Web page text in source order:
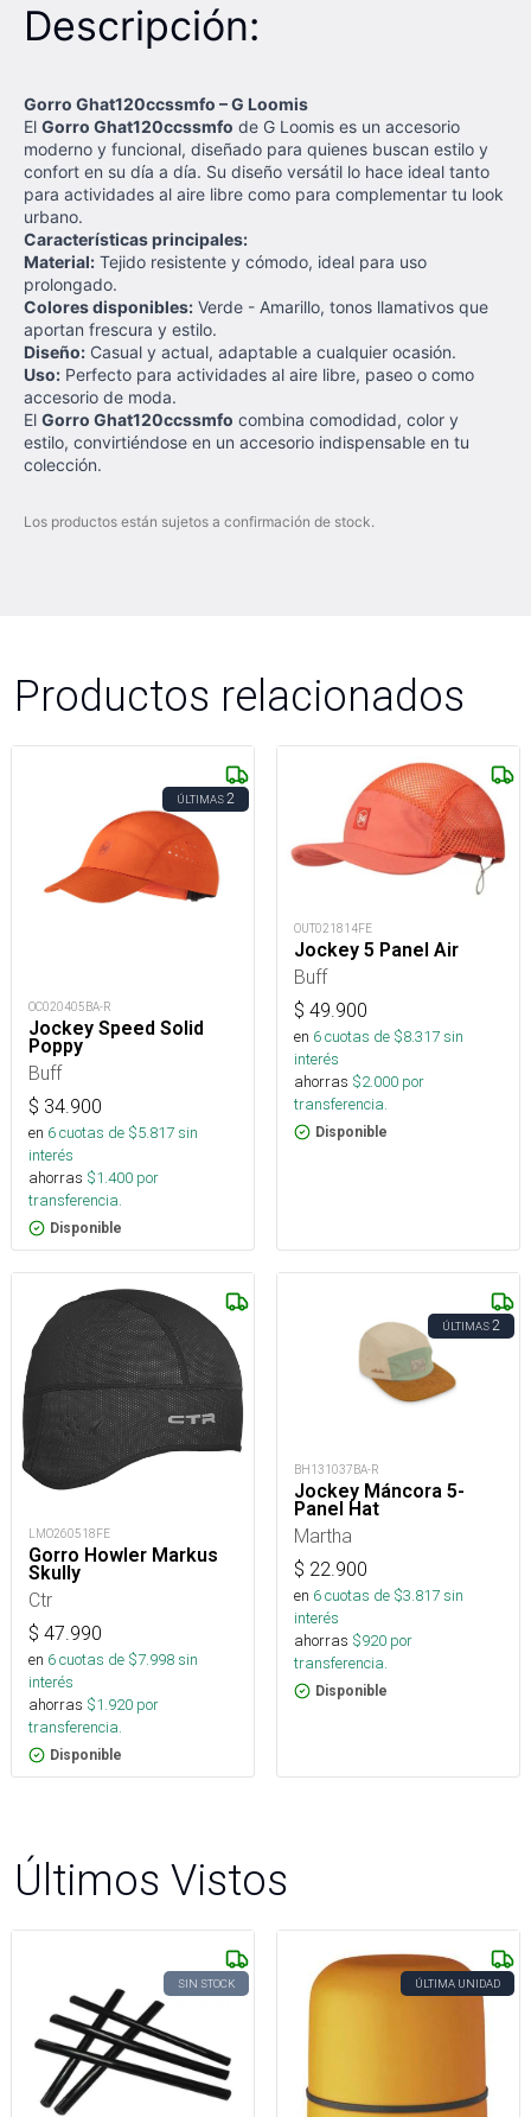
Descripción:
Gorro Ghat120ccssmfo – G Loomis
El Gorro Ghat120ccssmfo de G Loomis es un accesorio
moderno y funcional, diseñado para quienes buscan estilo y
confort en su día a día. Su diseño versátil lo hace ideal tanto
para actividades al aire libre como para complementar tu look
urbano.
Características principales:
Material: Tejido resistente y cómodo, ideal para uso
prolongado.
Colores disponibles: Verde - Amarillo, tonos llamativos que
aportan frescura y estilo.
Diseño: Casual y actual, adaptable a cualquier ocasión.
Uso: Perfecto para actividades al aire libre, paseo o como
accesorio de moda.
El Gorro Ghat120ccssmfo combina comodidad, color y
estilo, convirtiéndose en un accesorio indispensable en tu
colección.
Los productos están sujetos a confirmación de stock.
Productos relacionados
ÚLTIMAS2
OC020405BA-R
Jockey Speed Solid
Poppy
Buff
$ 34.900
en 6cuotas de $5.817sin
interés
ahorras $1.400 por
transferencia.
Disponible
OUT021814FE
Jockey 5 Panel Air
Buff
$ 49.900
en 6cuotas de $8.317sin
interés
ahorras $2.000 por
transferencia.
Disponible
LMO260518FE
Gorro Howler Markus
Skully
Ctr
$ 47.990
en 6cuotas de $7.998sin
interés
ahorras $1.920 por
transferencia.
Disponible
ÚLTIMAS2
BH131037BA-R
Jockey Máncora 5-
Panel Hat
Martha
$ 22.900
en 6cuotas de $3.817sin
interés
ahorras $920 por
transferencia.
Disponible
Últimos Vistos
SIN STOCK ÚLTIMA UNIDAD